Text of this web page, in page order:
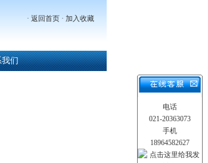
· 返回首页 · 加入收藏
们
电话
021-20363073
手机
18964582627